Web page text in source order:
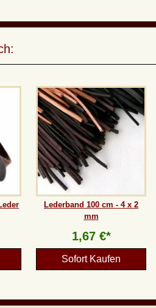
Lederband 100 cm - 4 x 2
mm
1,67 €*
Sofort Kaufen